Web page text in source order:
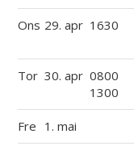
Ons 29. apr 1630
Tor 30. apr 0800
1300
Fre 1. mai